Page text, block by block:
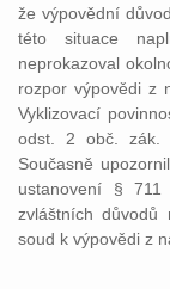
že výpovědní
této situace
neprokazoval
rozpor výpovědi z
Vyklizovací
odst. 2 obč. zák.
Současně
ustanovení §
zvláštních důvodů
soud k výpovědi z